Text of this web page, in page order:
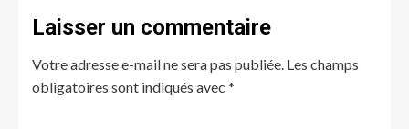
Laisser un commentaire
Votre adresse e-mail ne sera pas publiée. Les champs
obligatoires sont indiqués avec *